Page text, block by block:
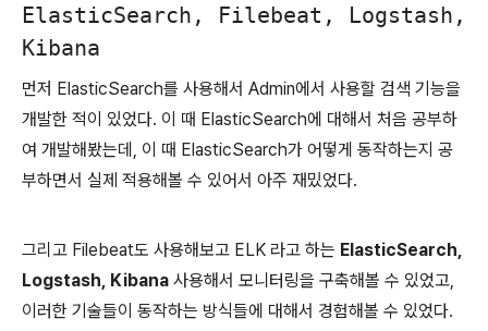
ElasticSearch, Filebeat, Logstash,
Kibana
먼저 ElasticSearch를 사용해서 Admin에서 사용할 검색 기능을
개발한 적이 있었다. 이 때 ElasticSearch에 대해서 처음 공부하
여 개발해봤는데, 이 때 ElasticSearch가 어떻게 동작하는지 공
부하면서 실제 적용해볼 수 있어서 아주 재밌었다.
그리고 Filebeat도 사용해보고 ELK 라고 하는 ElasticSearch,
Logstash, Kibana 사용해서 모니터링을 구축해볼 수 있었고,
이러한 기술들이 동작하는 방식들에 대해서 경험해볼 수 있었다.